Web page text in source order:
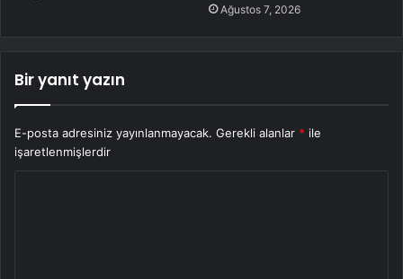
Ağustos 7, 2026
Bir yanıt yazın
E-posta adresiniz yayınlanmayacak. Gerekli alanlar * ile
işaretlenmişlerdir